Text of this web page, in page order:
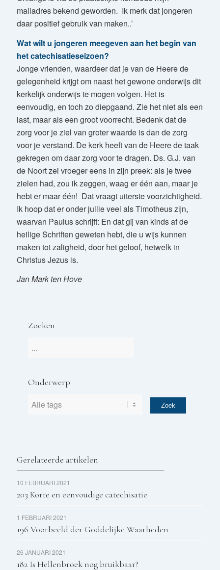
mailadres bekend geworden. Ik merk dat jongeren
daar positief gebruik van maken..’
Wat wilt u jongeren meegeven aan het begin van
het catechisatieseizoen?
Jonge vrienden, waardeer dat je van de Heere de
gelegenheid krijgt om naast het gewone onderwijs dit
kerkelijk onderwijs te mogen volgen. Het is
eenvoudig, en toch zo diepgaand. Zie het niet als een
last, maar als een groot voorrecht. Bedenk dat de
zorg voor je ziel van groter waarde is dan de zorg
voor je verstand. De kerk heeft van de Heere de taak
gekregen om daar zorg voor te dragen. Ds. G.J. van
de Noort zei vroeger eens in zijn preek: als je twee
zielen had, zou ik zeggen, waag er één aan, maar je
hebt er maar één! Dat vraagt uiterste voorzichtigheid.
Ik hoop dat er onder jullie veel als Timotheus zijn,
waarvan Paulus schrijft: En dat gij van kinds af de
heilige Schriften geweten hebt, die u wijs kunnen
maken tot zaligheid, door het geloof, hetwelk in
Christus Jezus is.
Jan Mark ten Hove
Zoeken
Onderwerp
Gerelateerde artikelen
10 FEBRUARI 2021
203 Korte en eenvoudige catechisatie
1 FEBRUARI 2021
196 Voorbeeld der Goddelijke Waarheden
26 JANUARI 2021
182 Is Hellenbroek nog bruikbaar?